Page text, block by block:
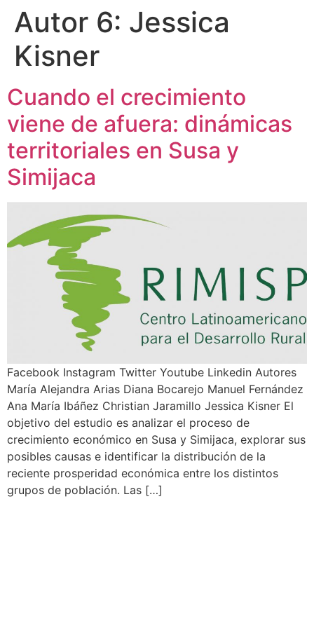
Autor 6: Jessica
Kisner
Cuando el crecimiento
viene de afuera: dinámicas
territoriales en Susa y
Simijaca
Facebook Instagram Twitter Youtube Linkedin Autores
María Alejandra Arias Diana Bocarejo Manuel Fernández
Ana María Ibáñez Christian Jaramillo Jessica Kisner El
objetivo del estudio es analizar el proceso de
crecimiento económico en Susa y Simijaca, explorar sus
posibles causas e identificar la distribución de la
reciente prosperidad económica entre los distintos
grupos de población. Las […]